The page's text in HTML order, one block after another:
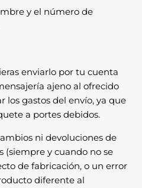
y el número de
enviarlo por tu cuenta
ajeno al ofrecido
los gastos del envío, ya que
a portes debidos.
ni devoluciones de
(siempre y cuando no se
de fabricación, o un error
diferente al